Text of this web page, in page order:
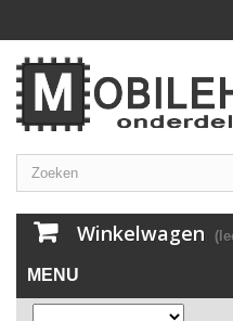
Winkelwagen
MENU